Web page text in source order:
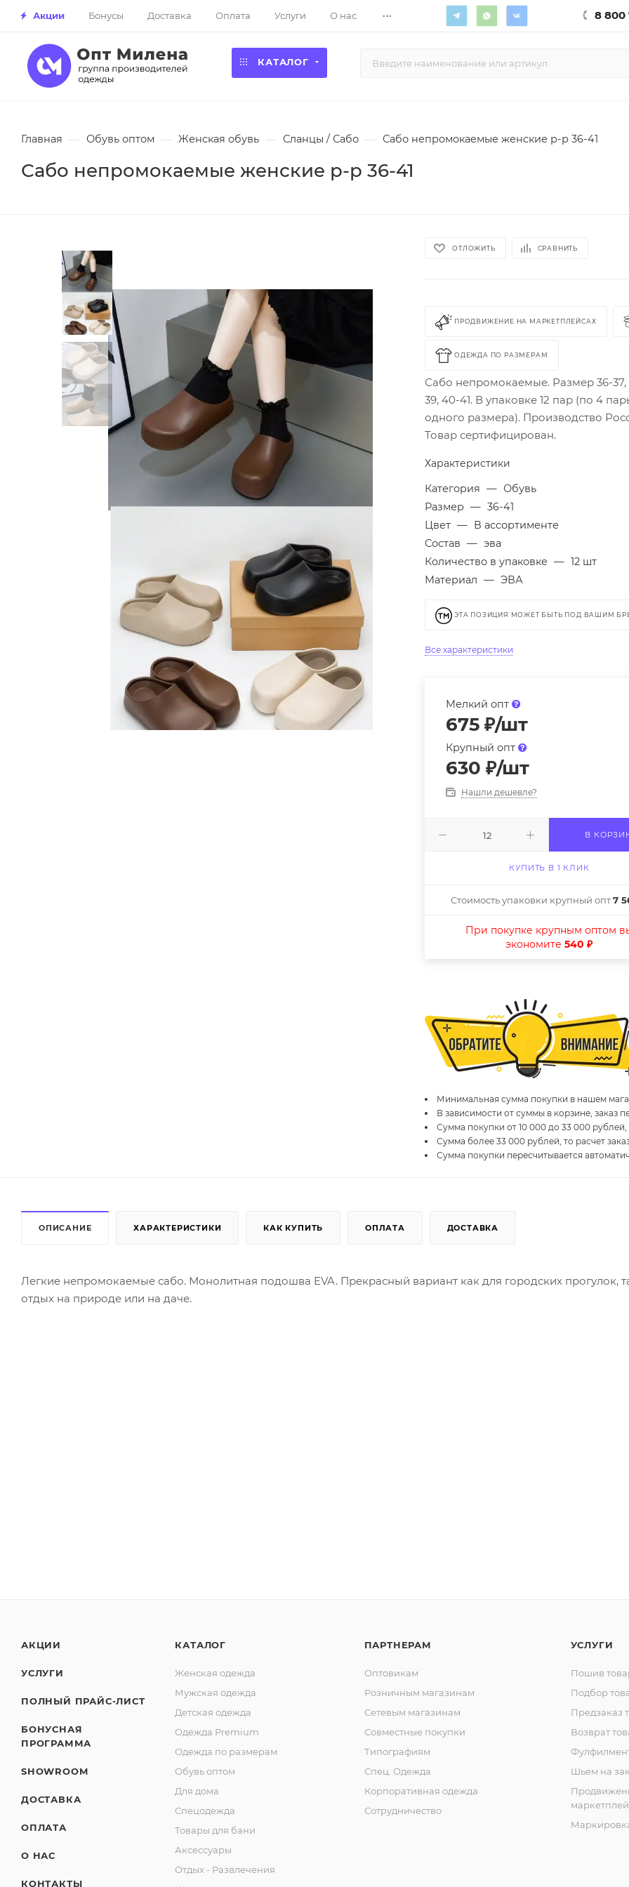
Акции Бонусы Доставка Оплата Услуги О нас ... 8 800
КАТАЛОГ
Главная — Обувь оптом — Женская обувь — Сланцы / Сабо — Сабо непромокаемые женские р-р 36-41
Сабо непромокаемые женские р-р 36-41
ОТЛОЖИТЬ СРАВНИТЬ
ПРОДВИЖЕНИЕ НА МАРКЕТПЛЕЙСАХ
ОДЕЖДА ПО РАЗМЕРАМ
Сабо непромокаемые. Размер 36-37,
39, 40-41. В упаковке 12 пар (по 4
одного размера). Производство
Товар сертифицирован.
Характеристики
Категория — Обувь
Размер — 36-41
Цвет — В ассортименте
Состав — эва
Количество в упаковке — 12 шт
Материал — ЭВА
ЭТА ПОЗИЦИЯ МОЖЕТ БЫТЬ ПОД ВАШИМ
Все характеристики
Мелкий опт
675 ₽/шт
Крупный опт
630 ₽/шт
Нашли дешевле?
В
КУПИТЬ В 1 КЛИК
Стоимость упаковки крупный опт7
При покупке крупным оптом
экономите540 ₽
Минимальная сумма покупки в нашем
В зависимости от суммы в корзине, заказ
Сумма покупки от 10 000 до 33 000 рублей,
Сумма более 33 000 рублей, то расчет
Сумма покупки пересчитывается
ОПИСАНИЕ ХАРАКТЕРИСТИКИ КАК КУПИТЬ ОПЛАТА ДОСТАВКА
Легкие непромокаемые сабо. Монолитная подошва EVA. Прекрасный вариант как для городских прогулок,
отдых на природе или на даче.
АКЦИИ
УСЛУГИ
ПОЛНЫЙ ПРАЙС-ЛИСТ
БОНУСНАЯ
ПРОГРАММА
SHOWROOM
ДОСТАВКА
ОПЛАТА
О НАС
КОНТАКТЫ
КАТАЛОГ
Женская одежда
Мужская одежда
Детская одежда
Одежда Premium
Одежда по размерам
Обувь оптом
Для дома
Спецодежда
Товары для бани
Аксессуары
Отдых - Развлечения
ПАРТНЕРАМ
Оптовикам
Розничным магазинам
Сетевым магазинам
Совместные покупки
Типографиям
Спец. Одежда
Корпоративная одежда
Сотрудничество
УСЛУГИ
Пошив
Подбор
Предзаказ
Возврат
Шьем на